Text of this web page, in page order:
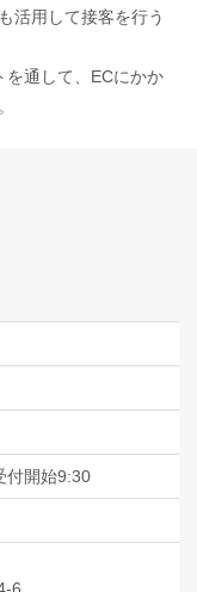
活用して接客を行う
を通して、ECにかか
付開始9:30